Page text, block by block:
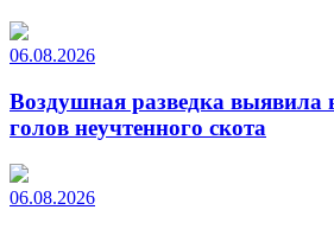
06.08.2026
Воздушная разведка выявила
голов неучтенного скота
06.08.2026